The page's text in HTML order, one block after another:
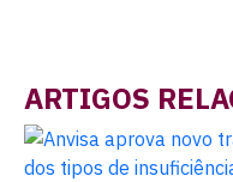
ARTIGOS